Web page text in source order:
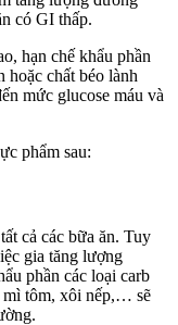
có GI thấp.
hạn chế khẩu phần
hoặc chất béo lành
mức glucose máu và
phẩm sau:
cả các bữa ăn. Tuy
gia tăng lượng
phần các loại carb
mì tôm, xôi nếp,… sẽ